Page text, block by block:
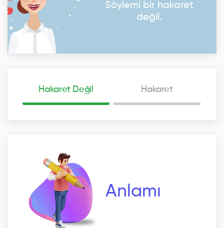
Söylemi bir hakaret
değil.
Hakaret Değil Hakaret
Anlamı